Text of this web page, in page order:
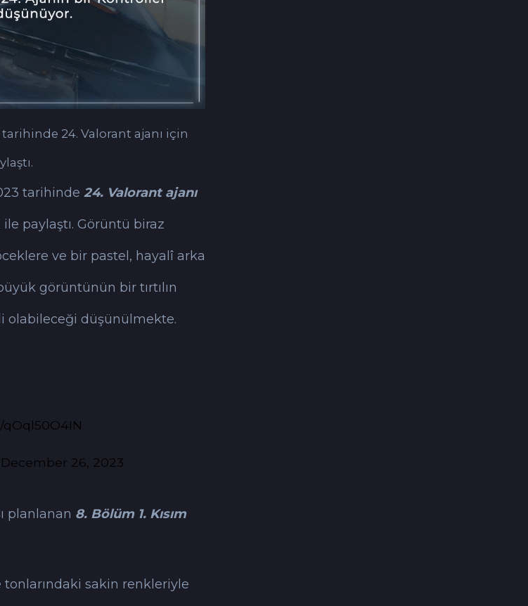
tarihinde 24. Valorant ajanı için
tarihinde 24. Valorant ajanı
paylaştı. Görüntü biraz
ve bir pastel, hayalî arka
görüntünün bir tırtılın
olabileceği düşünülmekte.
December 26, 2023
planlanan 8. Bölüm 1. Kısım
tonlarındaki sakin renkleriyle